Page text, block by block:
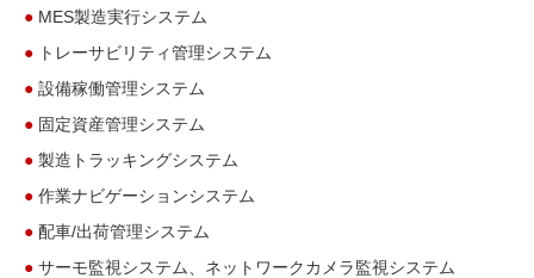
● MES製造実行システム
● トレーサビリティ管理システム
● 設備稼働管理システム
● 固定資産管理システム
● 製造トラッキングシステム
● 作業ナビゲーションシステム
● 配車/出荷管理システム
● サーモ監視システム、ネットワークカメラ監視システム